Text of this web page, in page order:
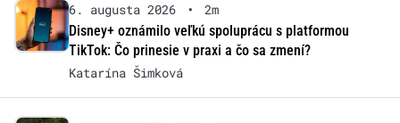
6. augusta 2026 •
2m
Disney+ oznámilo veľkú spoluprácu s platformou
TikTok: Čo prinesie v praxi a čo sa zmení?
Katarína Šimková